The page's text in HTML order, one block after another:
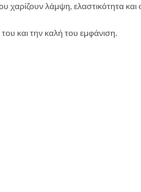
χαρίζουν λάμψη, ελαστικότητα και
του και την καλή του εμφάνιση.